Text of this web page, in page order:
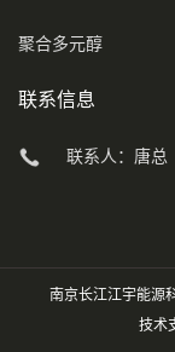
聚合多元醇
联系信息
联系人：唐总
南京长江江宇能源
技术